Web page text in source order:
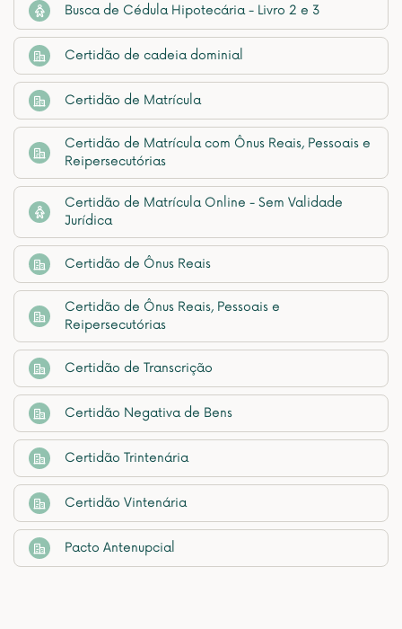
Busca de Cédula Hipotecária - Livro 2 e 3
Certidão de cadeia dominial
Certidão de Matrícula
Certidão de Matrícula com Ônus Reais, Pessoais e
Reipersecutórias
Certidão de Matrícula Online - Sem Validade
Jurídica
Certidão de Ônus Reais
Certidão de Ônus Reais, Pessoais e
Reipersecutórias
Certidão de Transcrição
Certidão Negativa de Bens
Certidão Trintenária
Certidão Vintenária
Pacto Antenupcial